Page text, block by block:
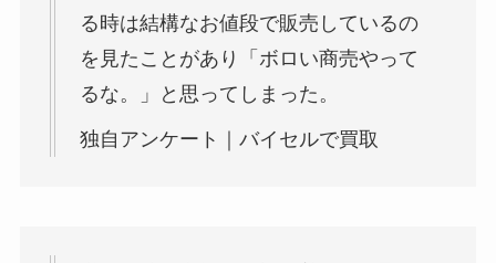
る時は結構なお値段で販売しているの
を見たことがあり「ボロい商売やって
るな。」と思ってしまった。
独自アンケート｜バイセルで買取